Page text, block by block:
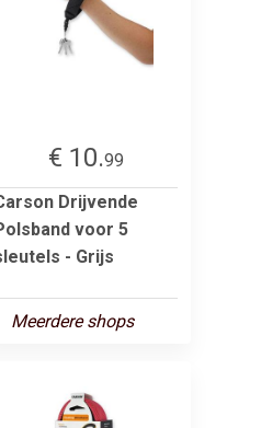
€ 10.99
Drijvende
voor 5
- Grijs
Meerdere shops